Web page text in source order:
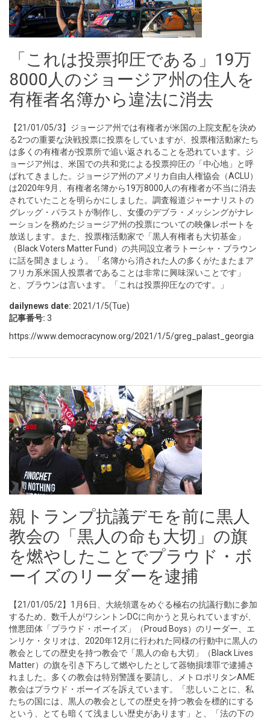
「これは投票抑圧である」19万
8000人のジョージア州の住人を
有権者名簿から違法に消去
【21/01/05/3】ジョージア州では有権者が米国の上院支配を決め
る2つの重要な決戦投票に投票をしていますが、投票権活動家たち
は多くの有権者が投票所で追い返されることを恐れています。ジ
ョージア州は、米国での共和党による投票抑圧の「中心地」と呼
ばれてきました。ジョージア州のアメリカ自由人権協会（ACLU）
は2020年9月、有権者名簿から19万8000人の有権者が不当に消去
されていたことを明らかにしました。調査報道ジャーナリストの
グレッグ・パラストが制作し、女優のデブラ・メッシングがナレ
ーションを務めたジョージア州の投票についての映像レポートを
放送します。また、投票権活動家で「黒人有権者も大切基金」
（Black Voters Matter Fund）の共同設立者ラトーシャ・ブラウン
に話を聞きましょう。「名簿から消された人の多くがたまたまア
フリカ系米国人投票者であることは非常に興味深いことです」
と、ブラウンは言います。「これは投票抑圧なのです。」
dailynews date: 2021/1/5(Tue)
記事番号: 3
https://www.democracynow.org/2021/1/5/greg_palast_georgia
親トランプ抗議デモを前に黒人
教会の「黒人の命も大切」の旗
を燃やしたことでプラウド・ボ
ーイズのリーダーを逮捕
【21/01/05/2】1月6日、大統領選をめぐる極右の抗議行動に参加
するため、数千人がワシントンDCに向かうと見られていますが、
憎悪団体「プラウド・ボーイズ」（Proud Boys）のリーダー、エ
ンリケ・タリオは、2020年12月に行われた同様の行動中に黒人の
教会としての歴史を持つ教会で「黒人の命も大切」（Black Lives
Matter）の旗を引き下ろして燃やしたとして器物損壊罪で逮捕さ
れました。多くの教会は特別警護を要請し、メトロポリタンAME
教会はプラウド・ボーイズを訴えています。「悲しいことに、私
たちの国には、黒人の教会としての歴史を持つ教会を標的にする
という、とても暗くて浅ましい歴史があります」と、「法の下の